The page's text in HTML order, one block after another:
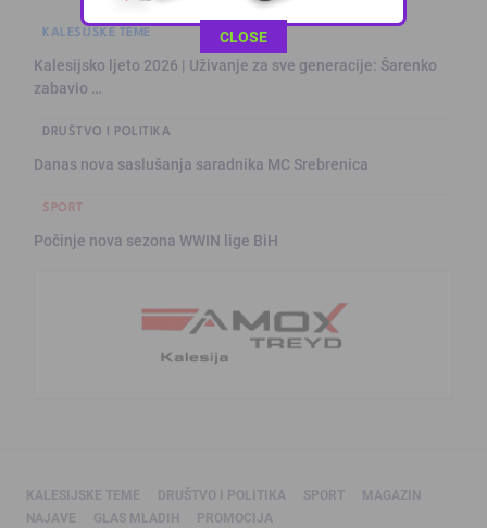
KALESIJSKE TEME
Kalesijsko ljeto 2026 | Uživanje za sve generacije: Šarenko
zabavio …
DRUŠTVO I POLITIKA
Danas nova saslušanja saradnika MC Srebrenica
SPORT
Počinje nova sezona WWIN lige BiH
KALESIJSKE TEME DRUŠTVO I POLITIKA SPORT
MAGAZIN
NAJAVE
GLAS MLADIH PROMOCIJA
This popup will close in:
CLOSE